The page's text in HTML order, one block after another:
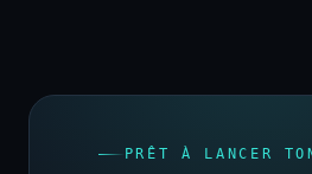
PRÊT À LANCER